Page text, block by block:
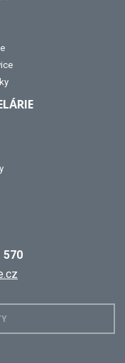
570